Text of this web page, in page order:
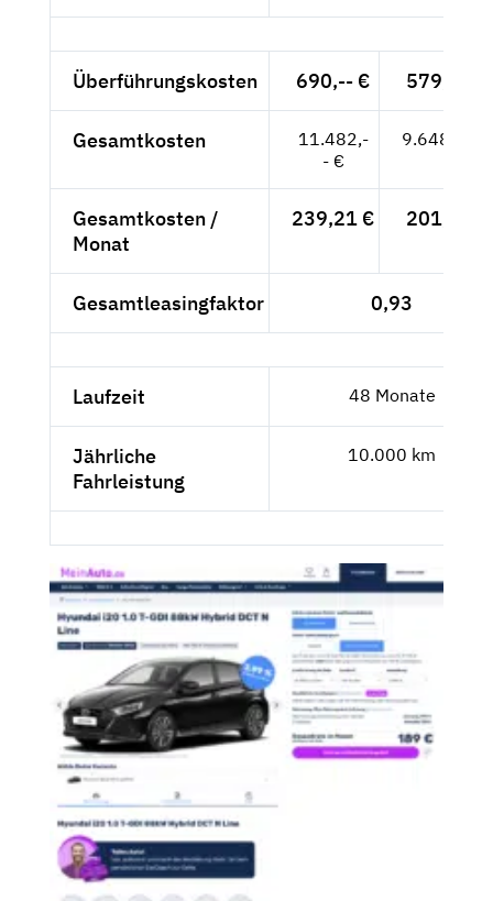
Überführungskosten 690,-- € 579,83 €
Gesamtkosten
11.482,-
- €
9.648,74 €
Gesamtkosten /
Monat
239,21 € 201,02 €
Gesamtleasingfaktor 0,93
Laufzeit 48 Monate
Jährliche
Fahrleistung
10.000 km